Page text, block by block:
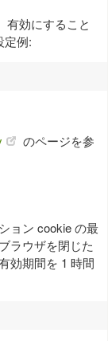
有効にすること
定例:
のページを参
ョン cookie の最
ラウザを閉じた
効期間を 1 時間